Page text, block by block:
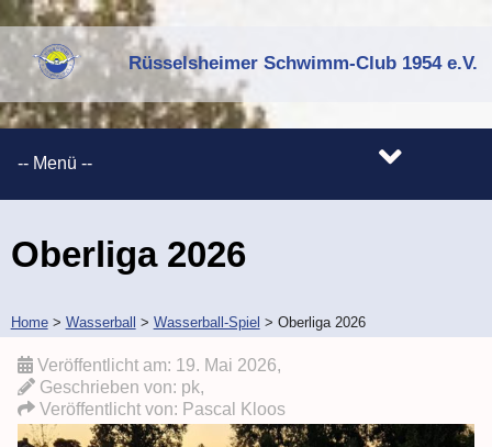
Rüsselsheimer Schwimm-Club 1954 e.V.
Oberliga 2026
Home> Wasserball > Wasserball-Spiel > Oberliga 2026
Veröffentlicht am: 19. Mai 2026,
Geschrieben von: pk,
Veröffentlicht von: Pascal Kloos